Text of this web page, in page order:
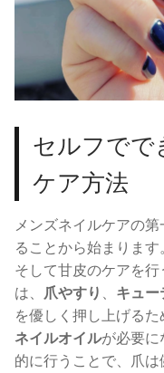
セルフでで
ケア方法
メンズネイルケアの
ることから始まります
そして甘皮のケアを
は、 爪やすり 、 キュー
を優しく押し上げる
ネイルオイルが必要に
的に行うことで、爪